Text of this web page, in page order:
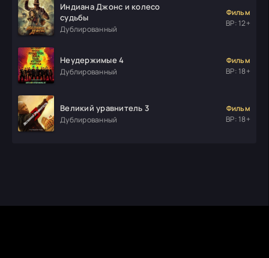
Индиана Джонс и колесо
судьбы
Дублированный
Фильм
ВР: 12+
Неудержимые 4
Дублированный
Фильм
ВР: 18+
Великий уравнитель 3
Дублированный
Фильм
ВР: 18+